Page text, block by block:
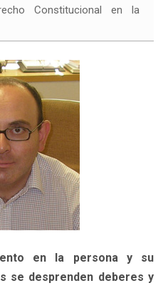
Constitucional en la
en la persona y su
se desprenden deberes y